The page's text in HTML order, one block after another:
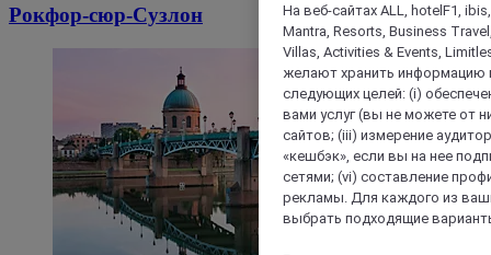
Рокфор-сюр-Сузлон
На веб-сайтах ALL, hotelF1,
Mantra, Resorts, Business
Villas, Activities & Events,
желают хранить информацию
следующих целей: (i)
вами услуг (вы не можете от
сайтов; (iii) измерение
«кешбэк», если вы на нее
сетями; (vi) составление
рекламы. Для каждого из
выбрать подходящие